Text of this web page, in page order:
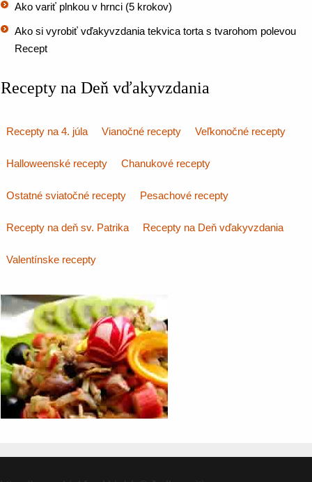
Ako variť plnkou v hrnci (5 krokov)
Ako si vyrobiť vďakyvzdania tekvica torta s tvarohom polevou
Recept
Recepty na Deň vďakyvzdania
Recepty na 4. júla Vianočné recepty Veľkonočné recepty
Halloweenské recepty Chanukové recepty
Ostatné sviatočné recepty Pesachové recepty
Recepty na deň sv. Patrika Recepty na Deň vďakyvzdania
Valentínske recepty